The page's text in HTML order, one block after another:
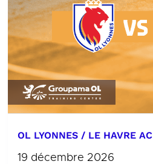
OL LYONNES / LE HAVRE AC
19 décembre 2026